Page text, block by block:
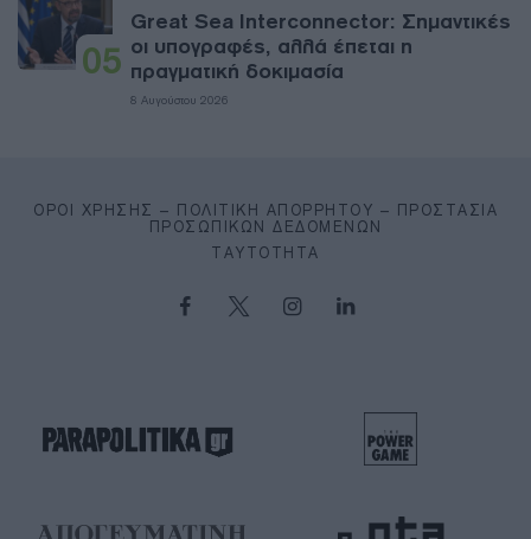
05
Great Sea Interconnector: Σημαντικές
οι υπογραφές, αλλά έπεται η
πραγματική δοκιμασία
8 Αυγούστου 2026
ΌΡΟΙ ΧΡΉΣΗΣ – ΠΟΛΙΤΙΚΉ ΑΠΟΡΡΉΤΟΥ – ΠΡΟΣΤΑΣΊΑ
ΠΡΟΣΩΠΙΚΏΝ ΔΕΔΟΜΈΝΩΝ
ΤΑΥΤΌΤΗΤΑ